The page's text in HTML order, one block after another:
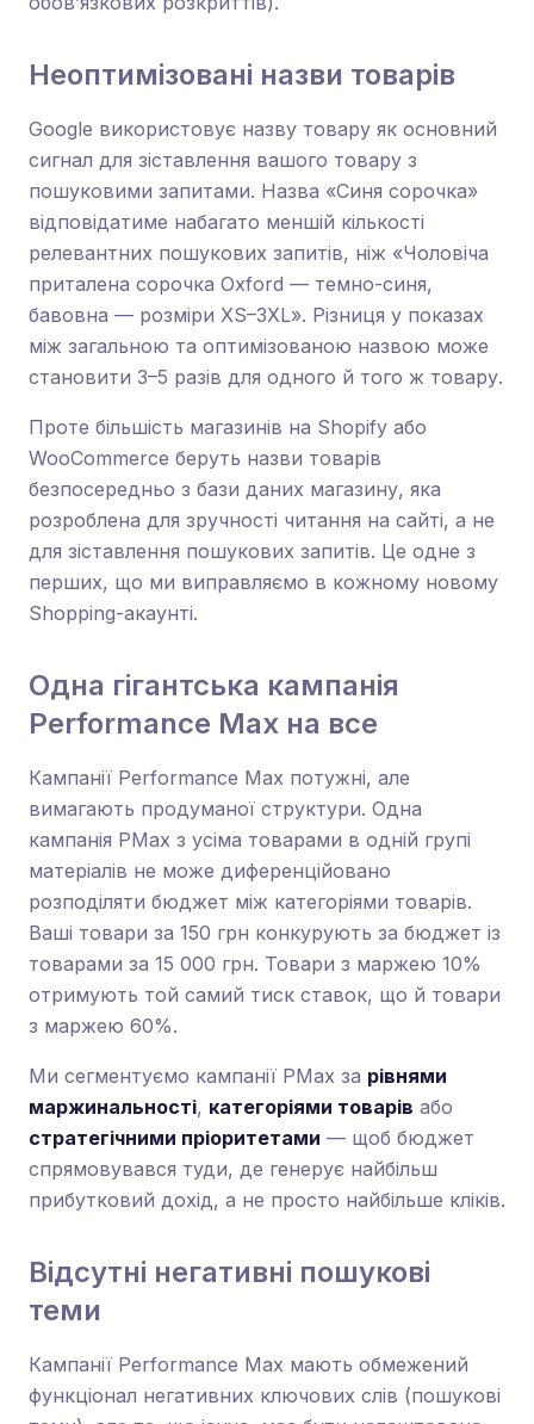
Неоптимізовані назви товарів
Google використовує назву товару як основний
сигнал для зіставлення вашого товару з
пошуковими запитами. Назва «Синя сорочка»
відповідатиме набагато меншій кількості
релевантних пошукових запитів, ніж «Чоловіча
приталена сорочка Oxford — темно-синя,
бавовна — розміри XS–3XL». Різниця у показах
між загальною та оптимізованою назвою може
становити 3–5 разів для одного й того ж товару.
Проте більшість магазинів на Shopify або
WooCommerce беруть назви товарів
безпосередньо з бази даних магазину, яка
розроблена для зручності читання на сайті, а не
для зіставлення пошукових запитів. Це одне з
перших, що ми виправляємо в кожному новому
Shopping-акаунті.
Одна гігантська кампанія
Performance Max на все
Кампанії Performance Max потужні, але
вимагають продуманої структури. Одна
кампанія PMax з усіма товарами в одній групі
матеріалів не може диференційовано
розподіляти бюджет між категоріями товарів.
Ваші товари за 150 грн конкурують за бюджет із
товарами за 15 000 грн. Товари з маржею 10%
отримують той самий тиск ставок, що й товари
з маржею 60%.
Ми сегментуємо кампанії PMax за рівнями
маржинальності, категоріями товарів або
стратегічними пріоритетами — щоб бюджет
спрямовувався туди, де генерує найбільш
прибутковий дохід, а не просто найбільше кліків.
Відсутні негативні пошукові
теми
Кампанії Performance Max мають обмежений
функціонал негативних ключових слів (пошукові